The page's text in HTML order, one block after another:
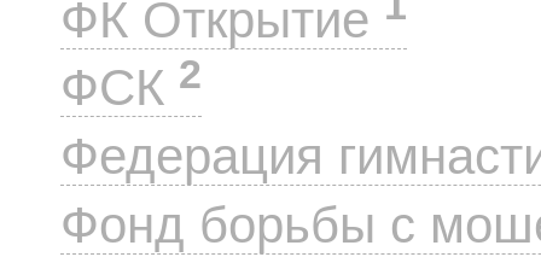
ФК Открытие
ФСК 2
Федерация
Фонд борьбы с